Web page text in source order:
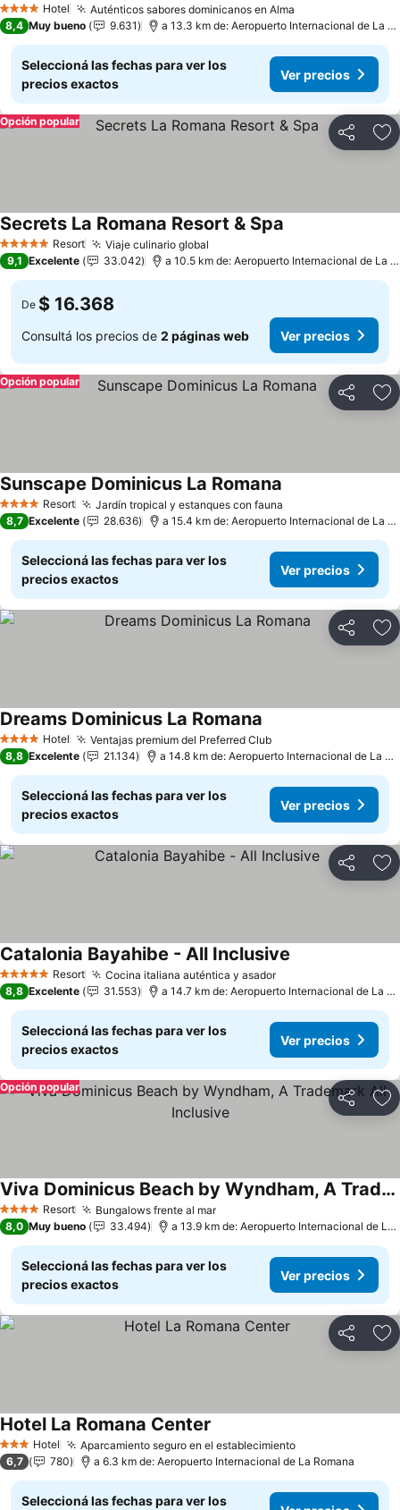
4 EstrellasHotel Auténticos sabores dominicanos en Alma
8,4 Muy bueno 9.631 a 13.3 km de: Aeropuerto Internacional de La Romana
Seleccioná las fechas para ver los
precios exactos
Ver precios
Compartir
Opción popular
5 Estrellas Resort Viaje culinario global
Secrets La Romana Resort & Spa
9,1 Excelente 33.042 a 10.5 km de: Aeropuerto Internacional de La Romana
De $ 16.368
Consultá los precios de 2 páginas web Ver precios
Compartir
Opción popular
4 EstrellasResort Jardín tropical y estanques con fauna
Sunscape Dominicus La Romana
8,7 Excelente 28.636 a 15.4 km de: Aeropuerto Internacional de La Romana
Seleccioná las fechas para ver los
precios exactos
Ver precios
Compartir
4 EstrellasHotel Ventajas premium del Preferred Club
Dreams Dominicus La Romana
8,8 Excelente 21.134 a 14.8 km de: Aeropuerto Internacional de La Romana
Seleccioná las fechas para ver los
precios exactos
Ver precios
Compartir
5 Estrellas Resort Cocina italiana auténtica y asador
Catalonia Bayahibe - All Inclusive
8,8 Excelente 31.553 a 14.7 km de: Aeropuerto Internacional de La Romana
Seleccioná las fechas para ver los
precios exactos
Ver precios
Compartir
Opción popular
4 EstrellasResort Bungalows frente al mar
Viva Dominicus Beach by Wyndham, A Trademark All Inclusive
8,0 Muy bueno 33.494 a 13.9 km de: Aeropuerto Internacional de La Romana
Seleccioná las fechas para ver los
precios exactos
Ver precios
Compartir
3 Estrellas
Hotel Aparcamiento seguro en el establecimiento
Hotel La Romana Center
6,7 780 a 6.3 km de: Aeropuerto Internacional de La Romana
Seleccioná las fechas para ver los